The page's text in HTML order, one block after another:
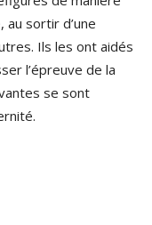
sortir d’une
Ils les ont aidés
l’épreuve de la
se sont